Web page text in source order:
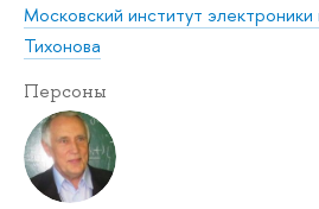
Московский институт
Тихонова
Персоны